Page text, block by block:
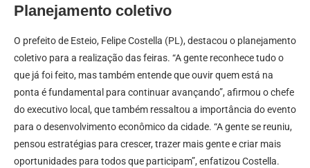
Planejamento coletivo
O prefeito de Esteio, Felipe Costella (PL), destacou o planejamento
coletivo para a realização das feiras. “A gente reconhece tudo o
que já foi feito, mas também entende que ouvir quem está na
ponta é fundamental para continuar avançando”, afirmou o chefe
do executivo local, que também ressaltou a importância do evento
para o desenvolvimento econômico da cidade. “A gente se reuniu,
pensou estratégias para crescer, trazer mais gente e criar mais
oportunidades para todos que participam”, enfatizou Costella.